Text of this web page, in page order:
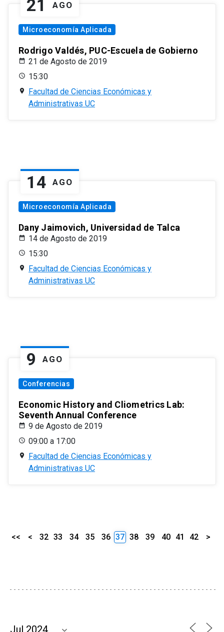
21 AGO
Microeconomía Aplicada
Rodrigo Valdés, PUC-Escuela de Gobierno
21 de Agosto de 2019
15:30
Facultad de Ciencias Económicas y
Administrativas UC
14 AGO
Microeconomía Aplicada
Dany Jaimovich, Universidad de Talca
14 de Agosto de 2019
15:30
Facultad de Ciencias Económicas y
Administrativas UC
9 AGO
Conferencias
Economic History and Cliometrics Lab:
Seventh Annual Conference
9 de Agosto de 2019
09:00 a 17:00
Facultad de Ciencias Económicas y
Administrativas UC
<< < 32 33 34 35 36 37 38 39 40 41 42 >